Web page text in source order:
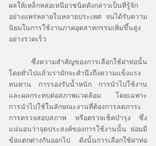
ผลให้เหล็กหล่อเหนียวชนิดดังกล่าวเป็นที่รู้จัก
อย่างแพร่หลายในหลายประเทศ จนได้รับความ
นิยมในการใช้งานภาคอุตสาหกรรมเพิ่มขึ้นสูง
อย่างรวดเร็ว
โดยทั่วไปแล้วเรามักจะคำนึงถึงความแข็งแรง
ทนทาน การรองรับน้ำหนัก การนำไปใช้งาน
และผลกระทบต่อสภาพแวดล้อม โดยเฉพาะ
การนำไปใช้ในลักษณะงานที่ต้องการลดภาระ
การตรวจสอบสภาพ หรือตรวจเช็คบำรุง ซึ่ง
แน่นอนว่าจุดประสงค์ของการใช้งานนั้น ย่อมมี
ข้อแตกต่างกันออกไป ดังนั้นการเลือกใช้ฝาท่อ